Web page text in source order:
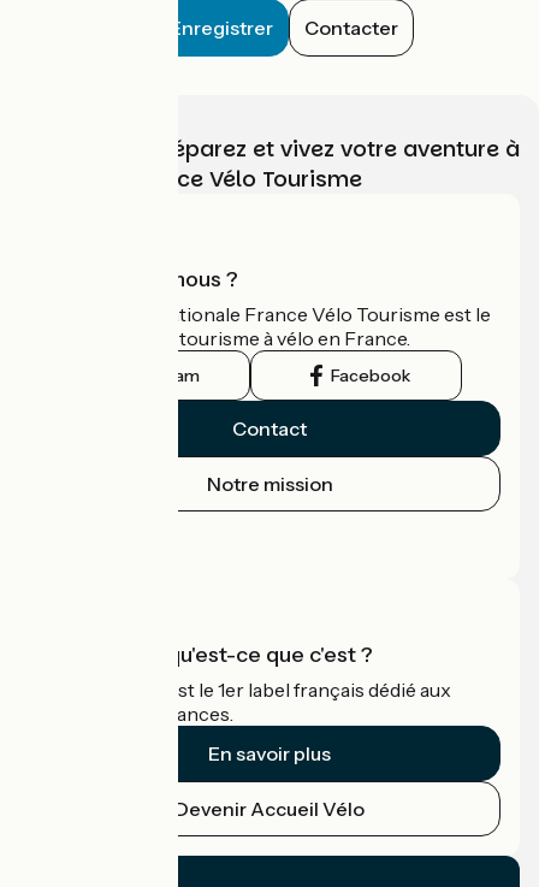
Enregistrer Contacter
Choisissez, préparez et vivez votre aventure à
vélo avec France Vélo Tourisme
Qui sommes-nous ?
L'association nationale France Vélo Tourisme est le
guide officiel du tourisme à vélo en France.
Instagram Facebook
Contact
Notre mission
Accueil Vélo qu'est-ce que c'est ?
Accueil Vélo c'est le 1er label français dédié aux
cyclistes en vacances.
En savoir plus
Devenir Accueil Vélo